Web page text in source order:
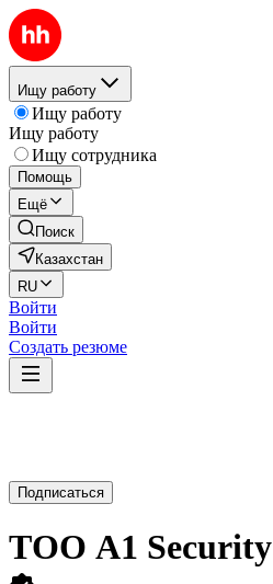
Ищу работу
Ищу работу
Ищу работу
Ищу сотрудника
Помощь
Ещё
Поиск
Казахстан
RU
Войти
Войти
Создать резюме
Подписаться
ТОО A1 Security